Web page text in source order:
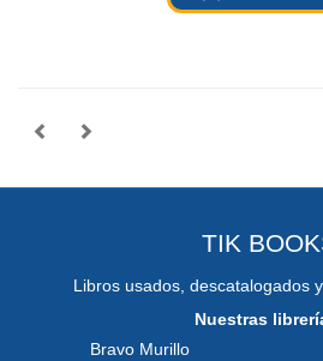
TIK
Libros usados, descatalogados
Nuestras
Bravo Murillo